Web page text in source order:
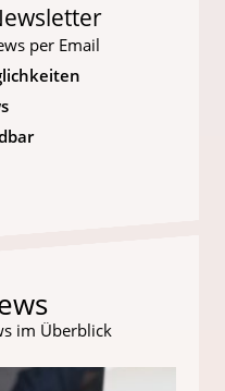
per Email
im Überblick